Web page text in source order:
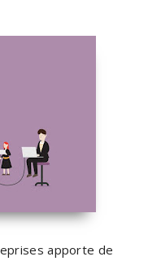
apporte de